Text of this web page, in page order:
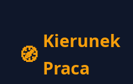
Kierunek
Praca